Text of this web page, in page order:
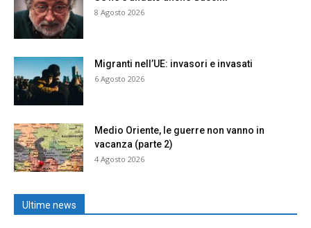
8 Agosto 2026
Migranti nell’UE: invasori e invasati
6 Agosto 2026
Medio Oriente, le guerre non vanno in
vacanza (parte 2)
4 Agosto 2026
Ultime news